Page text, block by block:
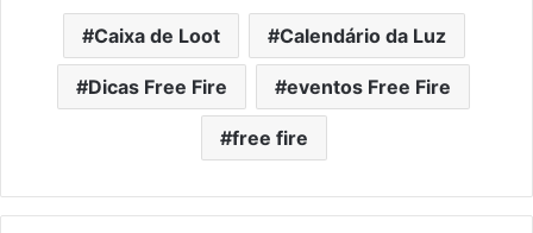
Caixa de Loot Calendário da Luz
Dicas Free Fire eventos Free Fire
free fire